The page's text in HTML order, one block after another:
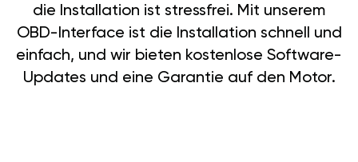
die Installation ist stressfrei. Mit unserem
OBD-Interface ist die Installation schnell und
einfach, und wir bieten kostenlose Software-
Updates und eine Garantie auf den Motor.